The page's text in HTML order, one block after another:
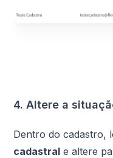
4. Altere a
Dentro do cadastro,
cadastral e altere